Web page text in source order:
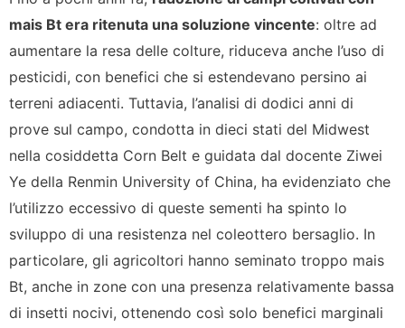
mais Bt era ritenuta una soluzione vincente: oltre ad
aumentare la resa delle colture, riduceva anche l’uso di
pesticidi, con benefici che si estendevano persino ai
terreni adiacenti. Tuttavia, l’analisi di dodici anni di
prove sul campo, condotta in dieci stati del Midwest
nella cosiddetta Corn Belt e guidata dal docente Ziwei
Ye della Renmin University of China, ha evidenziato che
l’utilizzo eccessivo di queste sementi ha spinto lo
sviluppo di una resistenza nel coleottero bersaglio. In
particolare, gli agricoltori hanno seminato troppo mais
Bt, anche in zone con una presenza relativamente bassa
di insetti nocivi, ottenendo così solo benefici marginali